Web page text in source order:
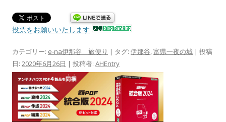
投票をお願いいたします
カテゴリー: e-na伊那谷 旅便り | タグ: 伊那谷,富県一夜の城 | 投稿
日: 2020年6月26日 | 投稿者: AHEntry